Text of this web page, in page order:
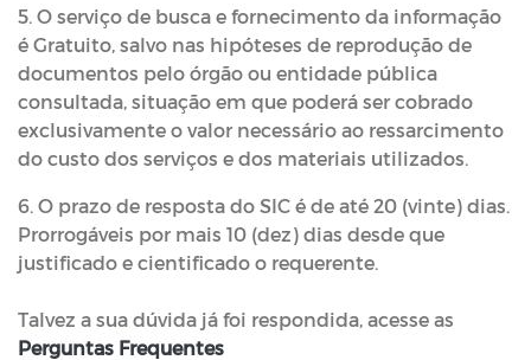
5. O serviço de busca e fornecimento da informação
é Gratuito, salvo nas hipóteses de reprodução de
documentos pelo órgão ou entidade pública
consultada, situação em que poderá ser cobrado
exclusivamente o valor necessário ao ressarcimento
do custo dos serviços e dos materiais utilizados.
6. O prazo de resposta do SIC é de até 20 (vinte) dias.
Prorrogáveis por mais 10 (dez) dias desde que
justificado e cientificado o requerente.
Talvez a sua dúvida já foi respondida, acesse as
Perguntas Frequentes